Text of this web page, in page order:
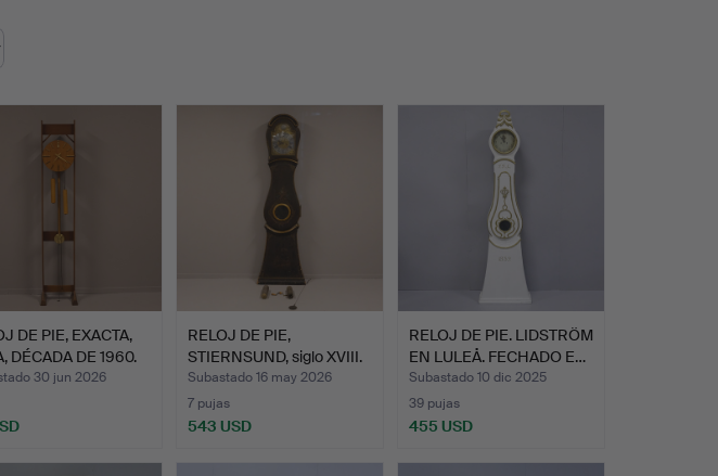
DE PIE, EXACTA,
DÉCADA DE 1960.
30 jun 2026
RELOJ DE PIE,
STIERNSUND, siglo XVIII.
Subastado 16 may 2026
7 pujas
543 USD
RELOJ DE PIE. LIDSTRÖM
EN LULEÅ. FECHADO E…
Subastado 10 dic 2025
39 pujas
455 USD